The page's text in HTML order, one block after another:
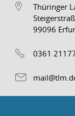
Thüringer
99096
0361